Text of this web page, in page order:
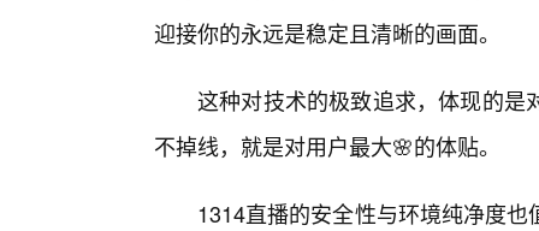
迎接你的永远是稳定且清晰的画面。
这种对技术的极致追求，体现的是
不掉线，就是对用户最大🌸的体贴。
1314直播的安全性与环境纯净度